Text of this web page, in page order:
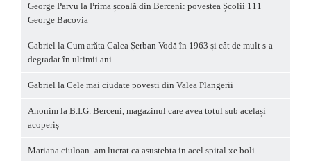
George Parvu la Prima școală din Berceni: povestea Școlii 111
George Bacovia
Gabriel la Cum arăta Calea Șerban Vodă în 1963 și cât de mult s-a
degradat în ultimii ani
Gabriel la Cele mai ciudate povesti din Valea Plangerii
Anonim la B.I.G. Berceni, magazinul care avea totul sub același
acoperiș
Mariana ciuloan -am lucrat ca asustebta in acel spital xe boli